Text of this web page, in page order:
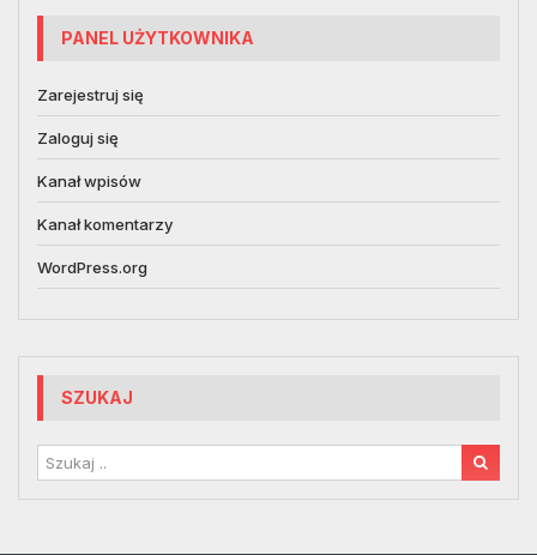
PANEL UŻYTKOWNIKA
Zarejestruj się
Zaloguj się
Kanał wpisów
Kanał komentarzy
WordPress.org
SZUKAJ